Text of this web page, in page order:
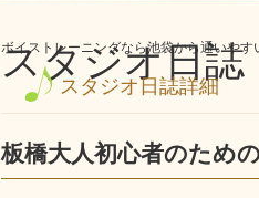
スタジオ日誌
ボイストレーニングなら池袋から通いや
スタジオ日誌詳細
板橋大人初心者のため